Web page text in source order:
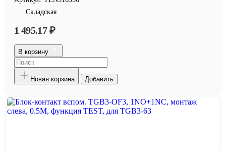
Складская
1 495.17 ₽
В корзину
Новая корзина Добавить